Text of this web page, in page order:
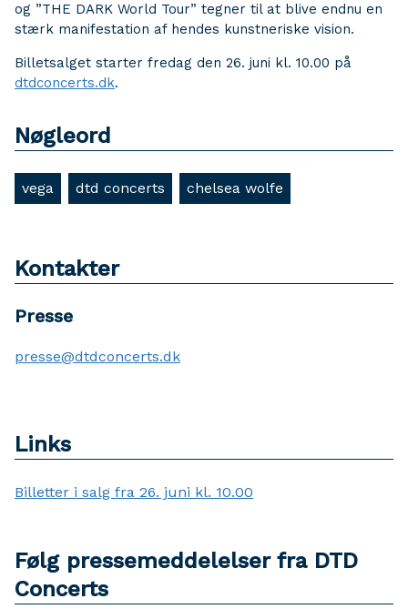
og ”THE DARK World Tour” tegner til at blive endnu en
stærk manifestation af hendes kunstneriske vision.
Billetsalget starter fredag den 26. juni kl. 10.00 på
dtdconcerts.dk.
Nøgleord
vega dtd concerts chelsea wolfe
Kontakter
Presse
presse@dtdconcerts.dk
Links
Billetter i salg fra 26. juni kl. 10.00
Følg pressemeddelelser fra DTD
Concerts